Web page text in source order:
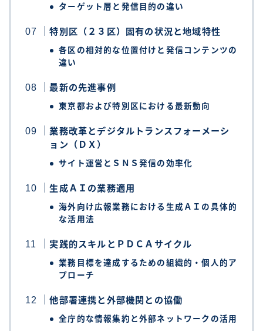
ターゲット層と発信目的の違い
特別区（２３区）固有の状況と地域特性
各区の相対的な位置付けと発信コンテンツの
違い
最新の先進事例
東京都および特別区における最新動向
業務改革とデジタルトランスフォーメーシ
ョン（ＤＸ）
サイト運営とＳＮＳ発信の効率化
生成ＡＩの業務適用
海外向け広報業務における生成ＡＩの具体的
な活用法
実践的スキルとＰＤＣＡサイクル
業務目標を達成するための組織的・個人的ア
プローチ
他部署連携と外部機関との協働
全庁的な情報集約と外部ネットワークの活用